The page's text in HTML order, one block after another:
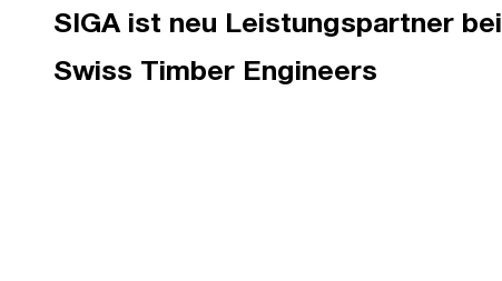
SIGA ist neu Leistungspartner bei
Swiss Timber Engineers